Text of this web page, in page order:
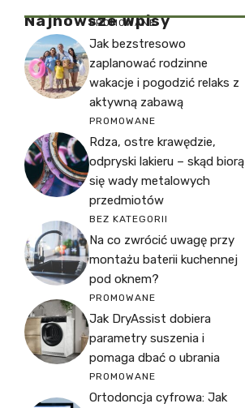
Najnowsze Wpisy
PROMOWANE
Jak bezstresowo
zaplanować rodzinne
wakacje i pogodzić relaks z
aktywną zabawą
PROMOWANE
Rdza, ostre krawędzie,
odpryski lakieru – skąd biorą
się wady metalowych
przedmiotów
BEZ KATEGORII
Na co zwrócić uwagę przy
montażu baterii kuchennej
pod oknem?
PROMOWANE
Jak DryAssist dobiera
parametry suszenia i
pomaga dbać o ubrania
PROMOWANE
Ortodoncja cyfrowa: Jak